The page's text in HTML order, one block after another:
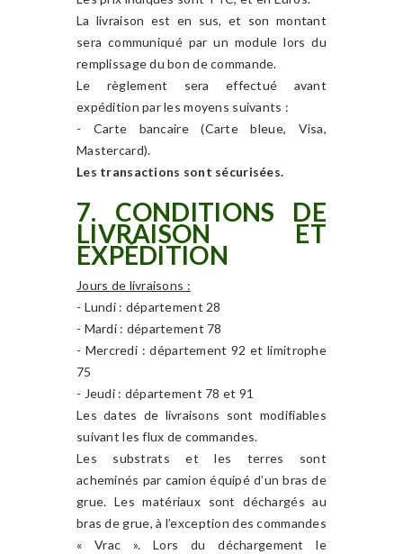
La livraison est en sus, et son montant
sera communiqué par un module lors du
remplissage du bon de commande.
Le règlement sera effectué avant
expédition par les moyens suivants :
- Carte bancaire (Carte bleue, Visa,
Mastercard).
Les transactions sont sécurisées.
7. CONDITIONS DE
LIVRAISON ET
EXPÉDITION
Jours de livraisons :
- Lundi : département 28
- Mardi : département 78
- Mercredi : département 92 et limitrophe
75
- Jeudi : département 78 et 91
Les dates de livraisons sont modifiables
suivant les flux de commandes.
Les substrats et les terres sont
acheminés par camion équipé d’un bras de
grue. Les matériaux sont déchargés au
bras de grue, à l’exception des commandes
« Vrac ». Lors du déchargement le